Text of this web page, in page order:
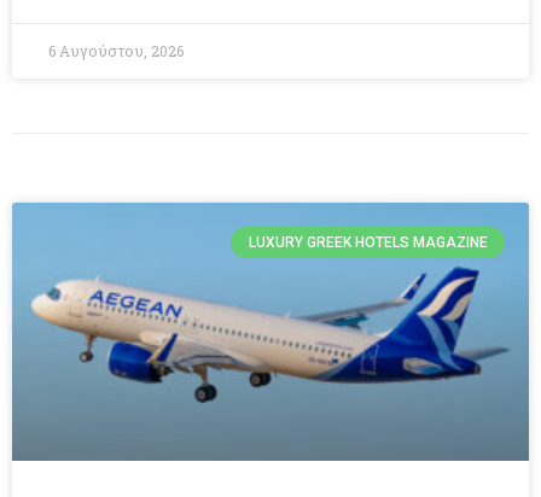
6 Αυγούστου, 2026
LUXURY GREEK HOTELS MAGAZINE